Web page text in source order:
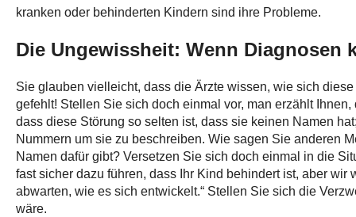
kranken oder behinderten Kindern sind ihre Probleme.
Die Ungewissheit: Wenn Diagnosen
Sie glauben vielleicht, dass die Ärzte wissen, wie sich
gefehlt! Stellen Sie sich doch einmal vor, man erzählt
dass diese Störung so selten ist, dass sie keinen Namen
Nummern um sie zu beschreiben. Wie sagen Sie anderen
Namen dafür gibt? Versetzen Sie sich doch einmal in die
fast sicher dazu führen, dass Ihr Kind behindert ist, aber
abwarten, wie es sich entwickelt.“ Stellen Sie sich die
wäre.